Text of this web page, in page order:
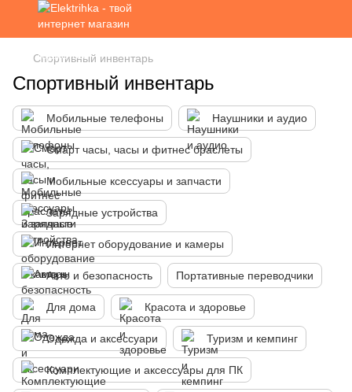
Спортивный инвентарь
Спортивный инвентарь
Мобильные телефоны Наушники и аудио
Смарт часы, часы и фитнес браслеты
Мобильные ксессуары и запчасти
Зарядные устройства
Интернет оборудование и камеры
Авто и безопасность Портативные переводчики
Для дома Красота и здоровье
Одежда и аксессуари Туризм и кемпинг
Комплектующие и аксессуары для ПК